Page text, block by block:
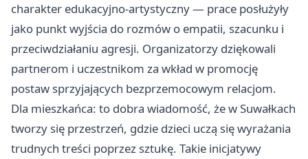
charakter edukacyjno-artystyczny — prace posłużyły
jako punkt wyjścia do rozmów o empatii, szacunku i
przeciwdziałaniu agresji. Organizatorzy dziękowali
partnerom i uczestnikom za wkład w promocję
postaw sprzyjających bezprzemocowym relacjom.
Dla mieszkańca: to dobra wiadomość, że w Suwałkach
tworzy się przestrzeń, gdzie dzieci uczą się wyrażania
trudnych treści poprzez sztukę. Takie inicjatywy